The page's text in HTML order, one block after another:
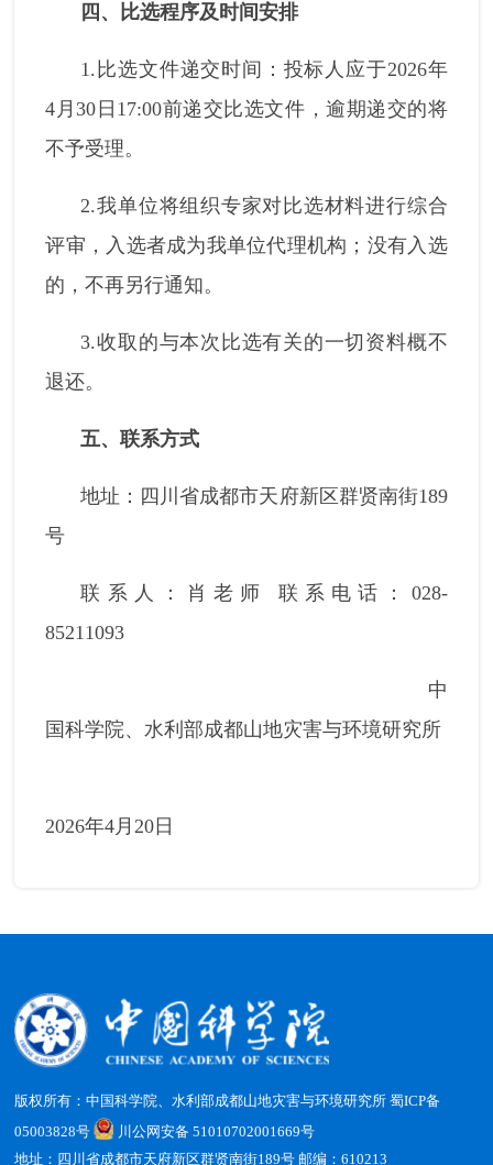
四、比选程序及时间安排
1.比选文件递交时间：投标人应于2026年
4月30日17:00前递交比选文件，逾期递交的将
不予受理。
2.我单位将组织专家对比选材料进行综合
评审，入选者成为我单位代理机构；没有入选
的，不再另行通知。
3.收取的与本次比选有关的一切资料概不
退还。
五、联系方式
地址：四川省成都市天府新区群贤南街189
号
联系人：肖老师 联系电话：028-
85211093
中
国科学院、水利部成都山地灾害与环境研究所
2026年4月20日
版权所有：中国科学院、水利部成都山地灾害与环境研究所蜀ICP备
05003828号
川公网安备 51010702001669号
地址：四川省成都市天府新区群贤南街189号 邮编：610213